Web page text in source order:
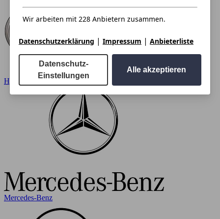
Hyundai
Mercedes-Benz
Wir arbeiten mit 228 Anbietern zusammen.
Datenschutzerklärung | Impressum | Anbieterliste
Datenschutz-
Einstellungen
Alle akzeptieren